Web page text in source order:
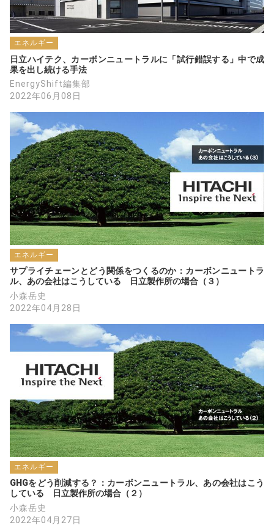
エネルギー
日立ハイテク、カーボンニュートラルに「試行錯誤する」中で成
果を出し続ける手法
EnergyShift編集部
2022年06月08日
エネルギー
サプライチェーンとどう関係をつくるのか：カーボンニュートラ
ル、あの会社はこうしている　日立製作所の場合（３）
小森岳史
2022年04月28日
エネルギー
GHGをどう削減する？：カーボンニュートラル、あの会社はこう
している　日立製作所の場合（２）
小森岳史
2022年04月27日